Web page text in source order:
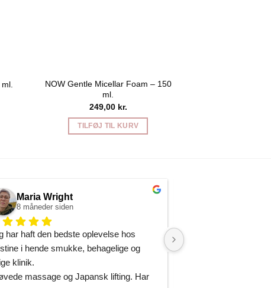
NOW Gentle Micellar Foam – 150
ml.
249,00 kr.
TILFØJ TIL KURV
Maria Wright
8 måneder siden
har haft den bedste oplevelse hos
i hende smukke, behagelige og
klinik.
massage og Japansk lifting. Har